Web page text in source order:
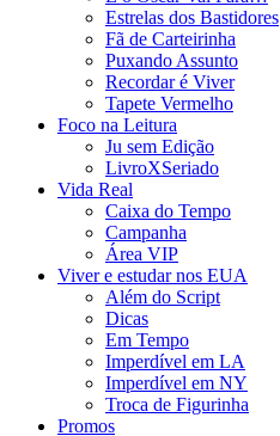
Estrelas dos Bastidores
Fã de Carteirinha
Puxando Assunto
Recordar é Viver
Tapete Vermelho
Foco na Leitura
Ju sem Edição
LivroXSeriado
Vida Real
Caixa do Tempo
Campanha
Área VIP
Viver e estudar nos EUA
Além do Script
Dicas
Em Tempo
Imperdível em LA
Imperdível em NY
Troca de Figurinha
Promos